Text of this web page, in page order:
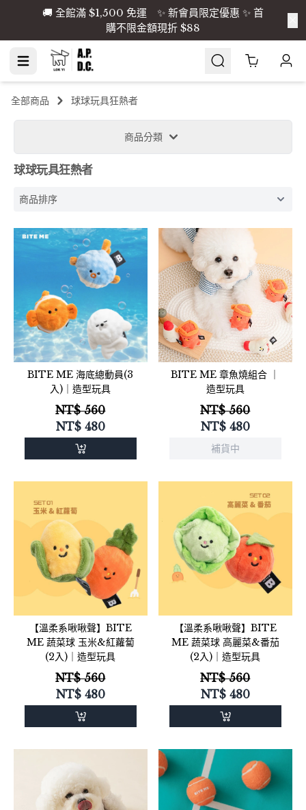
🚚 全館滿 $1,500 免運 ✨ 新會員限定優惠 ✨ 首
購不限金額現折 $88
Cart
全部商品 球球玩具狂熱者
商品分類
球球玩具狂熱者
BITE ME 海底總動員(3
入)｜造型玩具
NT$ 560
NT$480
BITE ME 章魚燒組合 ｜
造型玩具
NT$ 560
NT$480
補貨中
【溫柔系啾啾聲】BITE
ME 蔬菜球 玉米&紅蘿蔔
(2入)｜造型玩具
NT$ 560
NT$480
【溫柔系啾啾聲】BITE
ME 蔬菜球 高麗菜&番茄
(2入)｜造型玩具
NT$ 560
NT$480